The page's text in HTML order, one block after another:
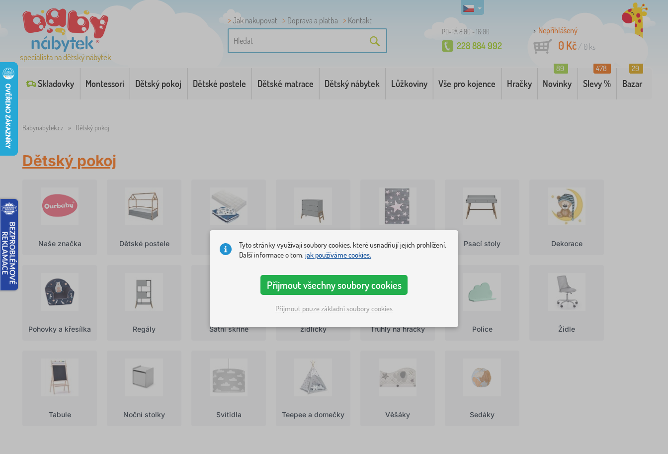
specialista na dětský nábytek
Jak nakupovat Doprava a platba Kontakt
PO-PÁ 8:00 - 16:00
228 884 992
Nepřihlášený
0 Kč/ 0 ks
Skladovky Montessori Dětský pokoj Dětské postele Dětské matrace Dětský nábytek Lůžkoviny Vše pro kojence Hračky Novinky
89
Slevy %
478
Bazar
29
Babynabytek.cz » Dětský pokoj
Dětský pokoj
Naše značka Dětské postele Lůžkoviny Komody Koberce Psací stoly Dekorace
Pohovky a křesílka Regály Šatní skříně
židličky
Truhly na hračky Police Židle
Tabule Noční stolky Svítidla Teepee a domečky Věšáky Sedáky
Tyto stránky využívají soubory cookies, které usnadňují jejich prohlížení.
Další informace o tom, jak používáme cookies.
Přijmout všechny soubory cookies
Přijmout pouze základní soubory cookies